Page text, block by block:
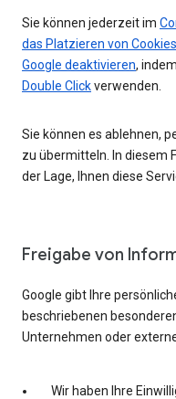
Sie können jederzeit im
das Platzieren von
Google deaktivieren,
Double Clickverwenden.
Sie können es ablehnen,
zu übermitteln. In diesem
der Lage, Ihnen diese
Freigabe von
Google gibt Ihre
beschriebenen
Unternehmen oder
Wir haben Ihre